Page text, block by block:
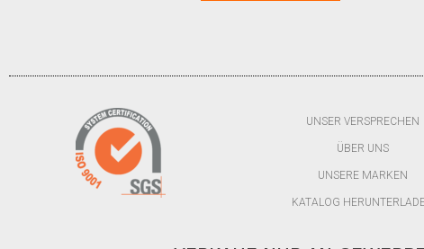
UNSER VERSPRECHEN
ÜBER UNS
UNSERE MARKEN
KATALOG